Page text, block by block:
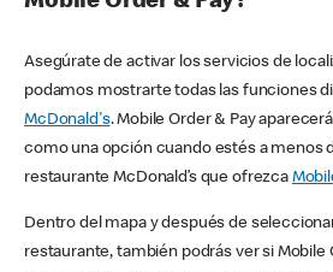
Asegúrate de activar los servicios de
podamos mostrarte todas las funciones
McDonald's. Mobile Order & Pay
como una opción cuando estés a menos
restaurante McDonald’s que ofrezca
Dentro del mapa y después de
restaurante, también podrás ver si Mobile